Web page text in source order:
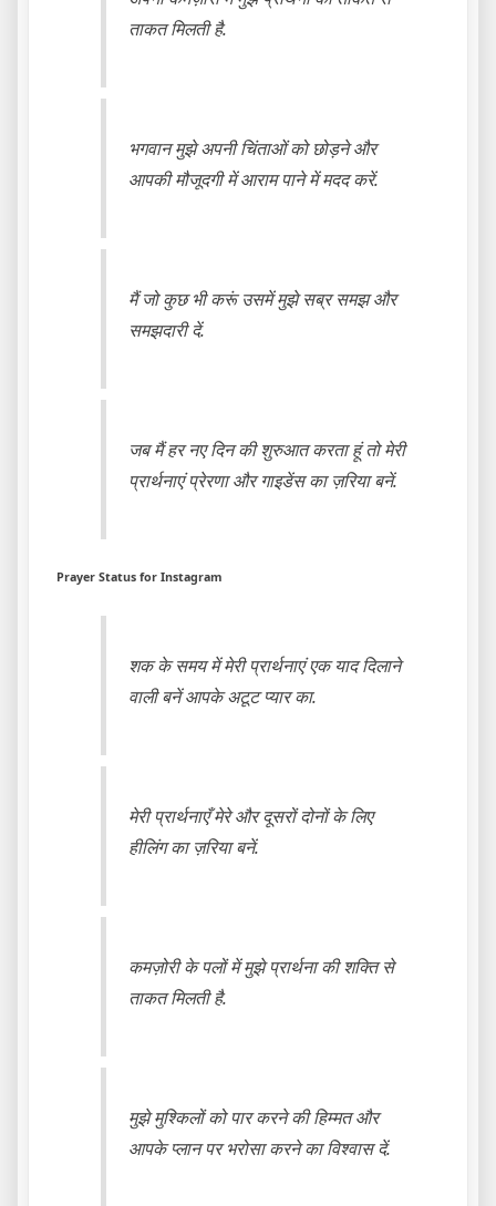
ताकत मिलती है.
भगवान मुझे अपनी चिंताओं को छोड़ने और
आपकी मौजूदगी में आराम पाने में मदद करें.
मैं जो कुछ भी करूं उसमें मुझे सब्र समझ और
समझदारी दें.
जब मैं हर नए दिन की शुरुआत करता हूं तो मेरी
प्रार्थनाएं प्रेरणा और गाइडेंस का ज़रिया बनें.
Prayer Status for Instagram
शक के समय में मेरी प्रार्थनाएं एक याद दिलाने
वाली बनें आपके अटूट प्यार का.
मेरी प्रार्थनाएँ मेरे और दूसरों दोनों के लिए
हीलिंग का ज़रिया बनें.
कमज़ोरी के पलों में मुझे प्रार्थना की शक्ति से
ताकत मिलती है.
मुझे मुश्किलों को पार करने की हिम्मत और
आपके प्लान पर भरोसा करने का विश्वास दें.